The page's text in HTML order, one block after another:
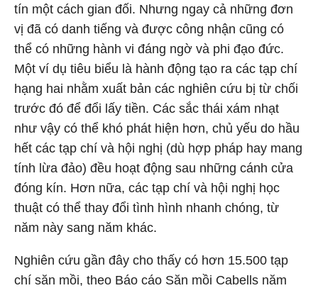
tín một cách gian đối. Nhưng ngay cả những đơn
vị đã có danh tiếng và được công nhận cũng có
thể có những hành vi đáng ngờ và phi đạo đức.
Một ví dụ tiêu biểu là hành động tạo ra các tạp chí
hạng hai nhằm xuất bản các nghiên cứu bị từ chối
trước đó để đổi lấy tiền. Các sắc thái xám nhạt
như vậy có thể khó phát hiện hơn, chủ yếu do hầu
hết các tạp chí và hội nghị (dù hợp pháp hay mang
tính lừa đảo) đều hoạt động sau những cánh cửa
đóng kín. Hơn nữa, các tạp chí và hội nghị học
thuật có thể thay đổi tình hình nhanh chóng, từ
năm này sang năm khác.
Nghiên cứu gần đây cho thấy có hơn 15.500 tạp
chí săn mồi, theo Báo cáo Săn mồi Cabells năm